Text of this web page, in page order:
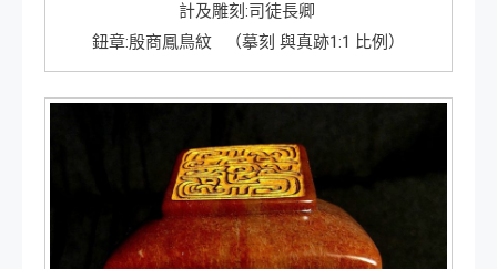
計及雕刻:司徒長卿
鈕章:殷商鳳鳥紋 （摹刻 與真跡1:1 比例）